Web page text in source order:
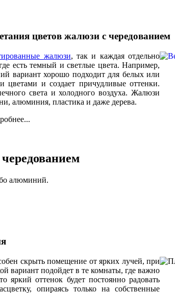
цветов жалюзи с чередованием
жалюзи, так и каждая отдельно
есть темный и светлые цвета. Например,
вариант хорошо подходит для белых или
цветами и создает причудливые оттенки.
света и холодного воздуха. Жалюзи
алюминия, пластика и даже дерева.
алюминий.
скрыть помещение от ярких лучей, при
вариант подойдет в те комнаты, где важно
яркий оттенок будет постоянно радовать
опираясь только на собственные